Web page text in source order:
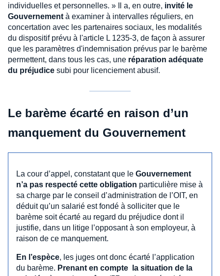
individuelles et personnelles. » Il a, en outre, invité le
Gouvernement à examiner à intervalles réguliers, en
concertation avec les partenaires sociaux, les modalités
du dispositif prévu à l'article L 1235-3, de façon à assurer
que les paramètres d'indemnisation prévus par le barème
permettent, dans tous les cas, une réparation adéquate
du préjudice subi pour licenciement abusif.
Le barème écarté en raison d’un
manquement du Gouvernement
La cour d’appel, constatant que le Gouvernement
n’a pas respecté cette obligation particulière mise à
sa charge par le conseil d’administration de l’OIT, en
déduit qu’un salarié est fondé à solliciter que le
barème soit écarté au regard du préjudice dont il
justifie, dans un litige l’opposant à son employeur, à
raison de ce manquement.
En l’espèce, les juges ont donc écarté l’application
du barème. Prenant en compte la situation de la